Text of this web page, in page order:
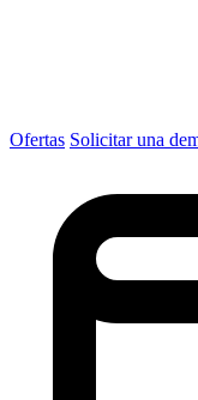
Ofertas Solicitar una